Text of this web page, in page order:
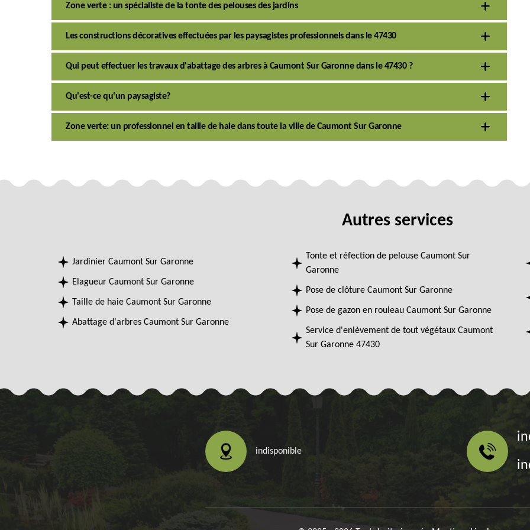
Zone verte : un spécialiste de la tonte des pelouses des jardins
Les constructions décoratives effectuées par les paysagistes professionnels dans le 47430
Qui peut effectuer les travaux d'abattage des arbres à Caumont Sur Garonne dans le 47430 ?
Qu'est-ce qu'un paysagiste?
Zone verte: un professionnel en taille de haie dans toute la ville de Caumont Sur Garonne
Autres services
Jardinier Caumont Sur Garonne
Elagueur Caumont Sur Garonne
Taille de haie Caumont Sur Garonne
Abattage d'arbres Caumont Sur Garonne
Tonte et réfection de pelouse Caumont Sur
Garonne
Pose de clôture Caumont Sur Garonne
Pose de gazon en rouleau Caumont Sur Garonne
Service d'enlèvement de tout végétaux Caumont
Sur Garonne 47430
indisponible